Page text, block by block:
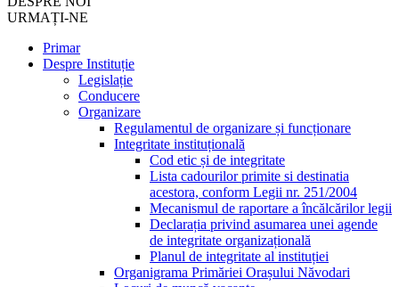
URMAȚI-NE
Primar
Despre Instituție
Legislație
Conducere
Organizare
Regulamentul de organizare și funcționare
Integritate instituțională
Cod etic și de integritate
Lista cadourilor primite si destinatia
acestora, conform Legii nr. 251/2004
Mecanismul de raportare a încălcărilor legii
Declarația privind asumarea unei agende
de integritate organizațională
Planul de integritate al instituției
Organigrama Primăriei Orașului Năvodari